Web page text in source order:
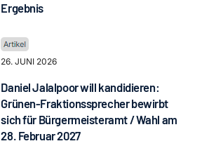
Ergebnis
26. JUNI 2026
Daniel Jalalpoor will kandidieren:
Grünen-Fraktionssprecher bewirbt
sich für Bürgermeisteramt / Wahl am
28. Februar 2027